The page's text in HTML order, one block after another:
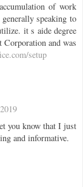
of work
speaking to
it s aide degree
and was
setup
you know that I just
and informative.